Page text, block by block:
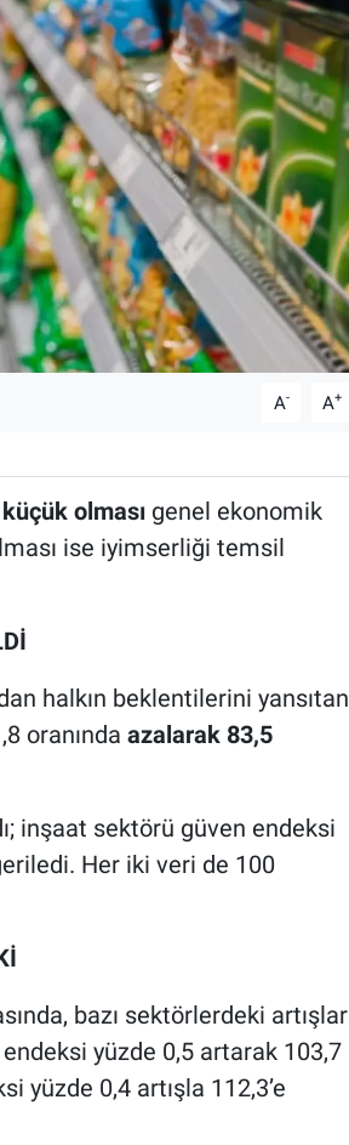
A- A+
olmasıgenel ekonomik
ise iyimserliği temsil
halkın beklentilerini yansıtan
oranında azalarak 83,5
inşaat sektörü güven endeksi
Her iki veri de 100
bazı sektörlerdeki artışlar
yüzde 0,5 artarak 103,7
yüzde 0,4 artışla 112,3’e